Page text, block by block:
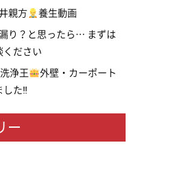
親方 養生動画
り？と思ったら… まずは
ください
洗浄王
外壁・カーポート
した‼
ー